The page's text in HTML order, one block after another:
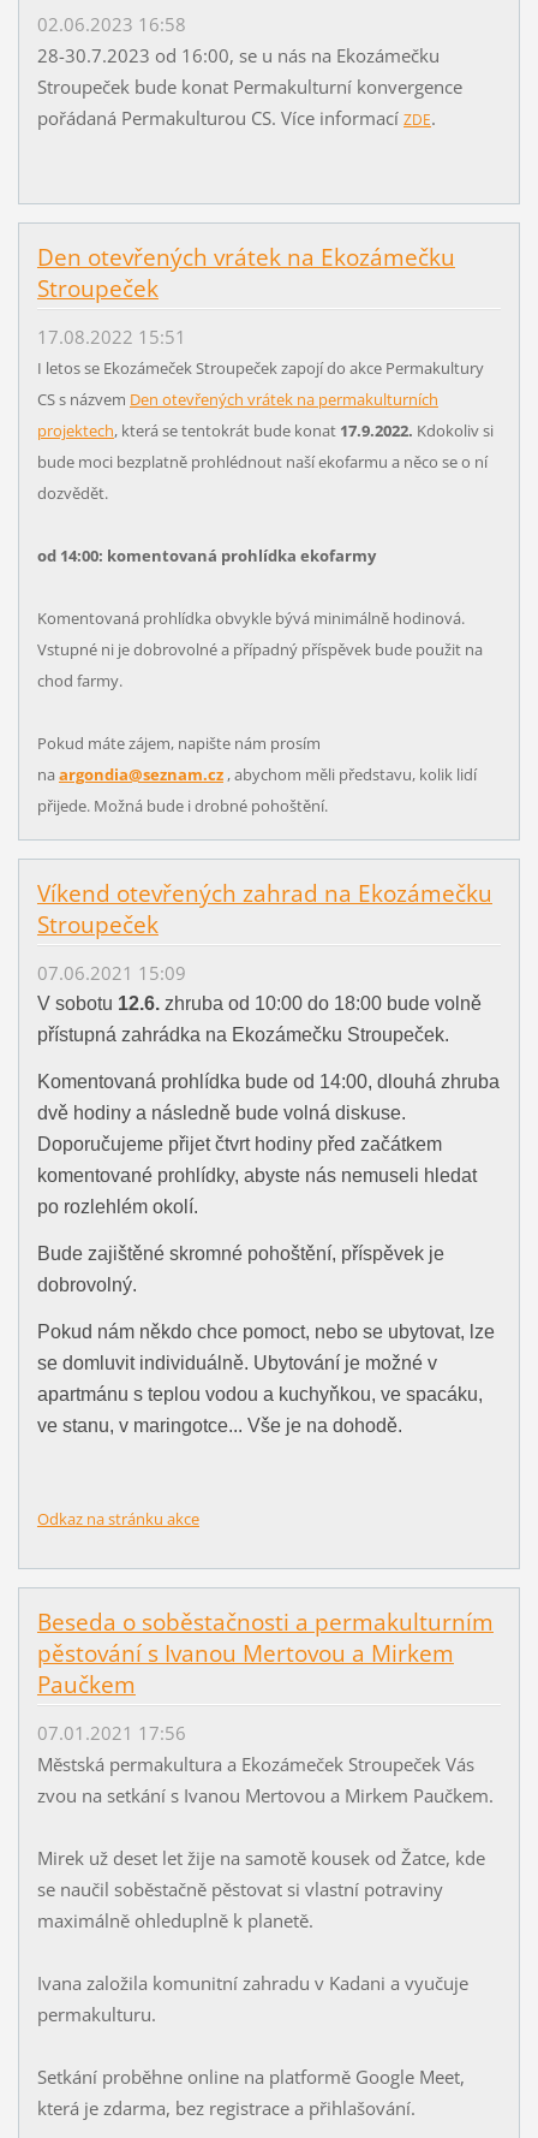
02.06.2023 16:58
28-30.7.2023 od 16:00, se u nás na Ekozámečku
Stroupeček bude konat Permakulturní konvergence
pořádaná Permakulturou CS. Více informací ZDE.
Den otevřených vrátek na Ekozámečku
Stroupeček
17.08.2022 15:51
I letos se Ekozámeček Stroupeček zapojí do akce Permakultury
CS s názvem Den otevřených vrátek na permakulturních
projektech, která se tentokrát bude konat 17.9.2022. Kdokoliv si
bude moci bezplatně prohlédnout naší ekofarmu a něco se o ní
dozvědět.
od 14:00: komentovaná prohlídka ekofarmy
Komentovaná prohlídka obvykle bývá minimálně hodinová.
Vstupné ni je dobrovolné a případný příspěvek bude použit na
chod farmy.
Pokud máte zájem, napište nám prosím
na argondia@seznam.cz, abychom měli představu, kolik lidí
přijede. Možná bude i drobné pohoštění.
Víkend otevřených zahrad na Ekozámečku
Stroupeček
07.06.2021 15:09
V sobotu 12.6.zhruba od 10:00 do 18:00 bude volně
přístupná zahrádka na Ekozámečku Stroupeček.
Komentovaná prohlídka bude od 14:00, dlouhá zhruba
dvě hodiny a následně bude volná diskuse.
Doporučujeme přijet čtvrt hodiny před začátkem
komentované prohlídky, abyste nás nemuseli hledat
po rozlehlém okolí.
Bude zajištěné skromné pohoštění, příspěvek je
dobrovolný.
Pokud nám někdo chce pomoct, nebo se ubytovat, lze
se domluvit individuálně. Ubytování je možné v
apartmánu s teplou vodou a kuchyňkou, ve spacáku,
ve stanu, v maringotce... Vše je na dohodě.
Odkaz na stránku akce
Beseda o soběstačnosti a permakulturním
pěstování s Ivanou Mertovou a Mirkem
Paučkem
07.01.2021 17:56
Městská permakultura a Ekozámeček Stroupeček Vás
zvou na setkání s Ivanou Mertovou a Mirkem Paučkem.
Mirek už deset let žije na samotě kousek od Žatce, kde
se naučil soběstačně pěstovat si vlastní potraviny
maximálně ohleduplně k planetě.
Ivana založila komunitní zahradu v Kadani a vyučuje
permakulturu.
Setkání proběhne online na platformě Google Meet,
která je zdarma, bez registrace a přihlašování.